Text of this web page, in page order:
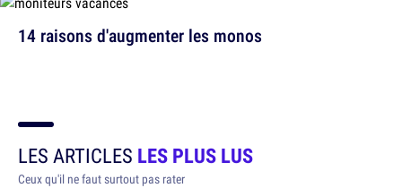
14 raisons d'augmenter les monos
LES ARTICLES LES PLUS LUS
Ceux qu'il ne faut surtout pas rater